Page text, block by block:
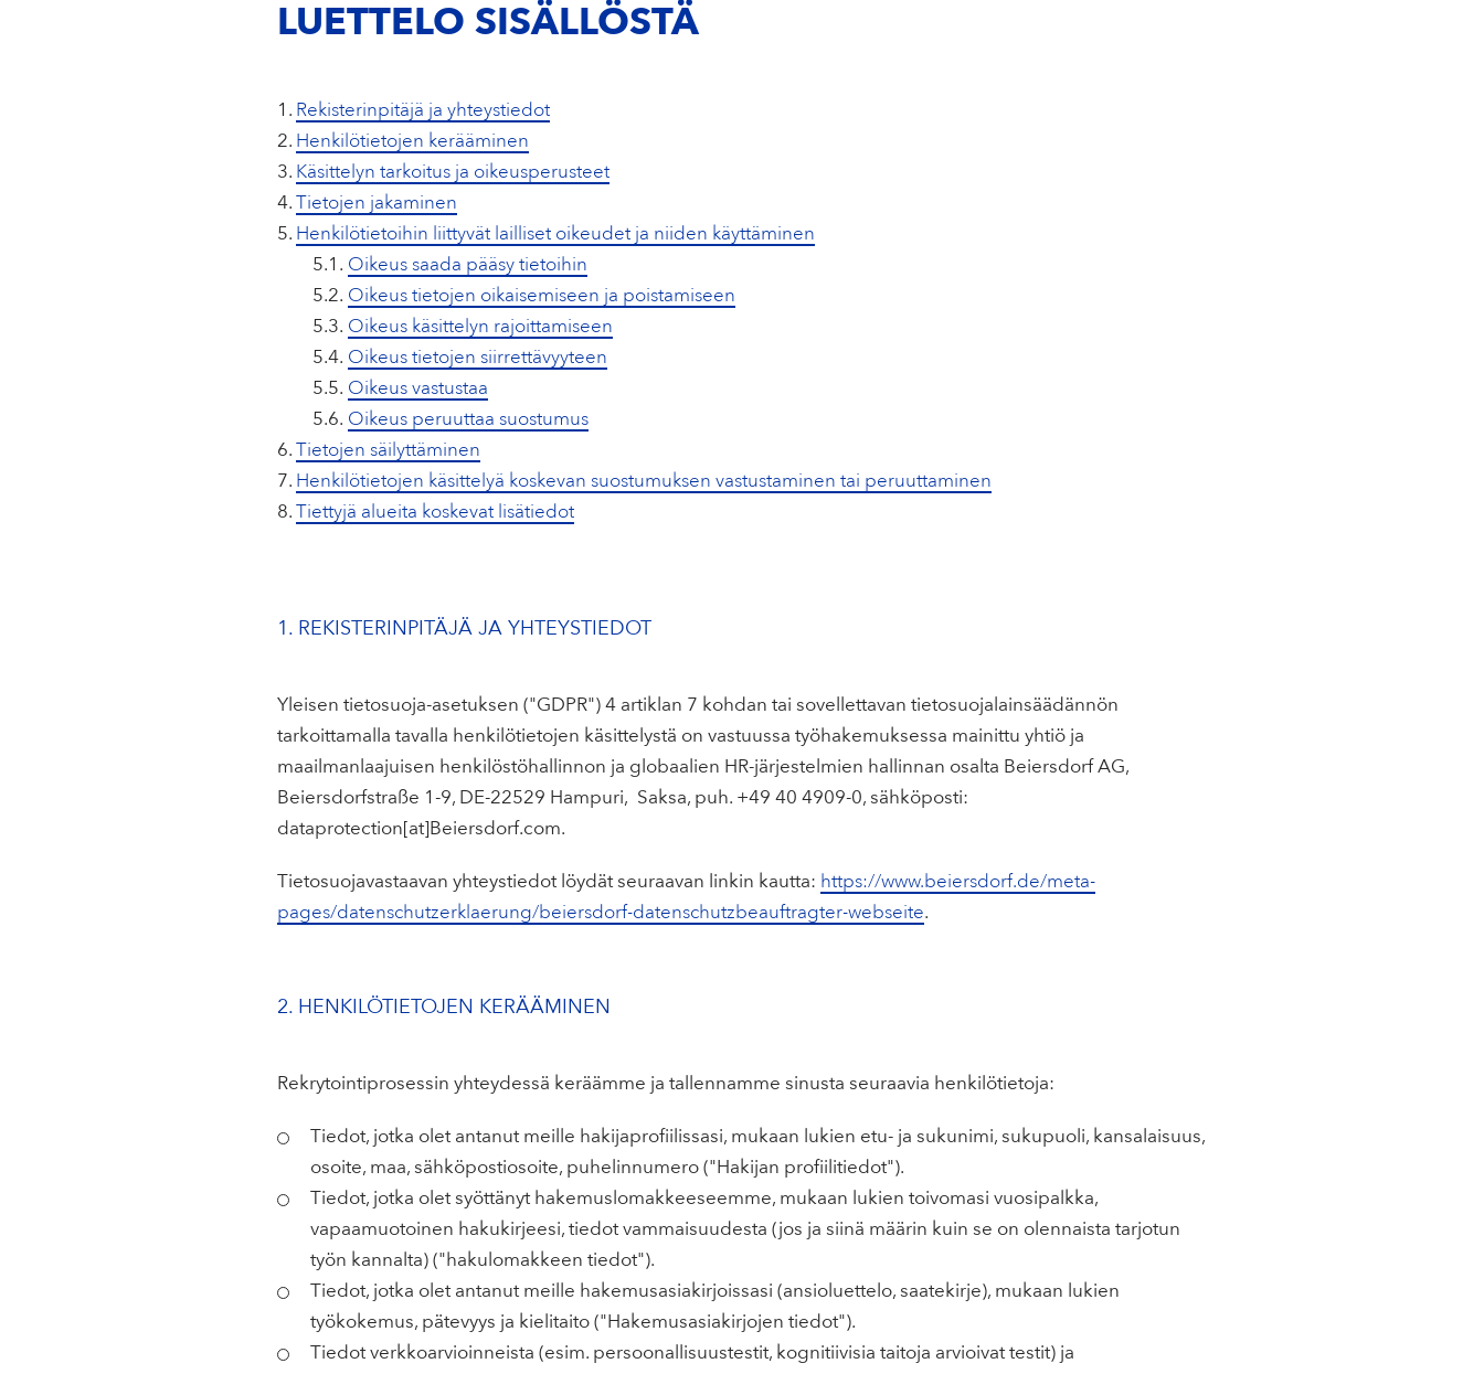
LUETTELO SISÄLLÖSTÄ
Rekisterinpitäjä ja yhteystiedot
Henkilötietojen kerääminen
Käsittelyn tarkoitus ja oikeusperusteet
Tietojen jakaminen
Henkilötietoihin liittyvät lailliset oikeudet ja niiden käyttäminen
	5
.1. Oikeus saada pääsy tietoihin
5.2. Oikeus tietojen oikaisemiseen ja poistamiseen
	5
.3. Oikeus käsittelyn rajoittamiseen
5.4. Oikeus tietojen siirrettävyyteen
5.5. Oikeus vastustaa
5.6. Oikeus peruuttaa suostumus
Tietojen säilyttäminen
Henkilötietojen käsittelyä koskevan suostumuksen vastustaminen tai peruuttaminen
Tiettyjä alueita koskevat lisätiedot
1. REKISTERINPITÄJÄ JA YHTEYSTIEDOT
Yleisen tietosuoja-asetuksen ("GDPR") 4 artiklan 7 kohdan tai sovellettavan tietosuojalainsäädännön
tarkoittamalla tavalla henkilötietojen käsittelystä on vastuussa työhakemuksessa mainittu yhtiö ja
maailmanlaajuisen henkilöstöhallinnon ja globaalien HR-järjestelmien hallinnan osalta Beiersdorf AG,
Beiersdorfstraße 1-9, DE-22529 Hampuri, Saksa, puh. +49 40 4909-0, sähköposti:
dataprotection[at]Beiersdorf.com.
Tietosuojavastaavan yhteystiedot löydät seuraavan linkin kautta: https://www.beiersdorf.de/meta-
pages/datenschutzerklaerung/beiersdorf-datenschutzbeauftragter-webseite.
2. HENKILÖTIETOJEN KERÄÄMINEN
Rekrytointiprosessin yhteydessä keräämme ja tallennamme sinusta seuraavia henkilötietoja:
Tiedot, jotka olet antanut meille hakijaprofiilissasi, mukaan lukien etu- ja sukunimi, sukupuoli, kansalaisuus,
osoite, maa, sähköpostiosoite, puhelinnumero ("Hakijan profiilitiedot").
Tiedot, jotka olet syöttänyt hakemuslomakkeeseemme, mukaan lukien toivomasi vuosipalkka,
vapaamuotoinen hakukirjeesi, tiedot vammaisuudesta (jos ja siinä määrin kuin se on olennaista tarjotun
työn kannalta) ("hakulomakkeen tiedot").
Tiedot, jotka olet antanut meille hakemusasiakirjoissasi (ansioluettelo, saatekirje), mukaan lukien
työkokemus, pätevyys ja kielitaito ("Hakemusasiakirjojen tiedot").
Tiedot verkkoarvioinneista (esim. persoonallisuustestit, kognitiivisia taitoja arvioivat testit) ja